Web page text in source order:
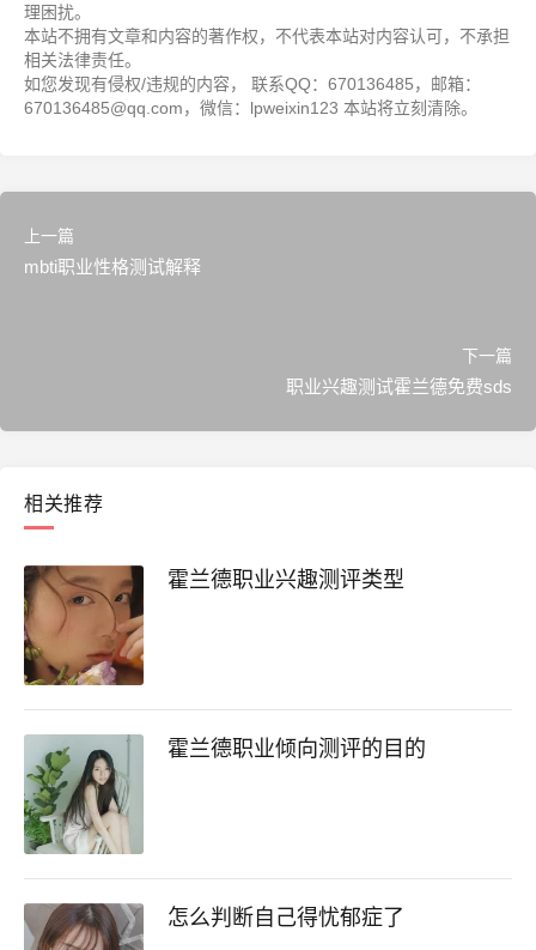
理困扰。
本站不拥有文章和内容的著作权，不代表本站对内容认可，不承担
相关法律责任。
如您发现有侵权/违规的内容， 联系QQ：670136485，邮箱：
670136485@qq.com，微信：lpweixin123 本站将立刻清除。
上一篇
mbti职业性格测试解释
下一篇
职业兴趣测试霍兰德免费sds
相关推荐
霍兰德职业兴趣测评类型
霍兰德职业倾向测评的目的
怎么判断自己得忧郁症了